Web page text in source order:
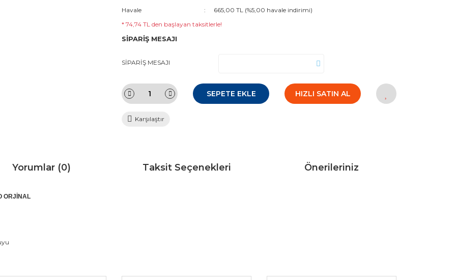
Havale
665,00 TL (%5,00 havale indirimi)
* 74,74 TL den başlayan taksitlerle!
SİPARİŞ MESAJI
SİPARİŞ MESAJI
SEPETE EKLE HIZLI SATIN AL
Karşılaştır
Yorumlar (0) Taksit Seçenekleri Önerileriniz
ORJİNAL
diğer konularda yetersiz gördüğünüz noktaları öneri formunu kullanarak tarafımıza iletebilirsiniz.